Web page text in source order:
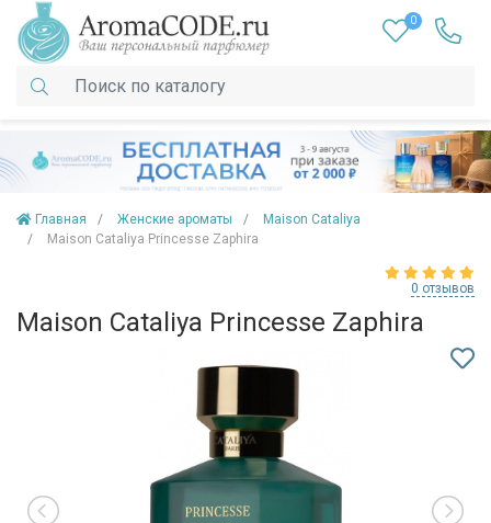
0
Главная Женские ароматы
Maison Cataliya
Maison Cataliya Princesse Zaphira
0 отзывов
Maison Cataliya Princesse Zaphira